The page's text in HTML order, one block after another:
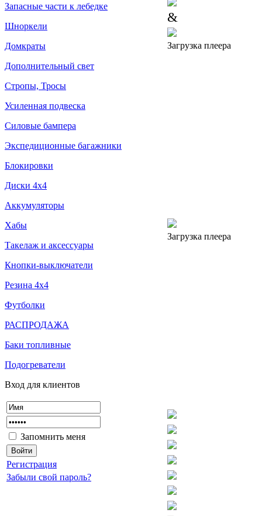
Запасные части к лебедке
Шноркели
Домкраты
Дополнительный свет
Стропы, Тросы
Усиленная подвеска
Силовые бампера
Экспедиционные багажники
Блокировки
Диски 4х4
Аккумуляторы
Хабы
Такелаж и аксессуары
Кнопки-выключатели
Резина 4х4
Футболки
РАСПРОДАЖА
Баки топливные
Подогреватели
Вход для клиентов
Запомнить меня
Регистрация
Забыли свой пароль?
&
Загрузка плеера
Загрузка плеера